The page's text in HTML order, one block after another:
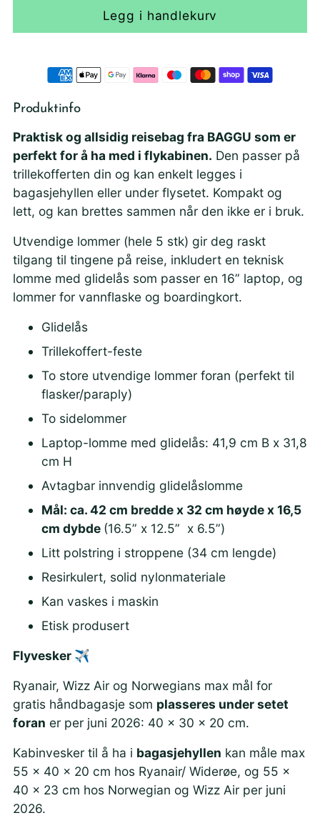
Legg i handlekurv
Produktinfo
Praktisk og allsidig reisebag fra BAGGU som er
perfekt for å ha med i flykabinen. Den passer på
trillekofferten din og kan enkelt legges i
bagasjehyllen eller under flysetet. Kompakt og
lett, og kan brettes sammen når den ikke er i bruk.
Utvendige lommer (hele 5 stk) gir deg raskt
tilgang til tingene på reise, inkludert en teknisk
lomme med glidelås som passer en 16” laptop, og
lommer for vannflaske og boardingkort.
Glidelås
Trillekoffert-feste
To store utvendige lommer foran (perfekt til
flasker/paraply)
To sidelommer
Laptop-lomme med glidelås: 41,9 cm B x 31,8
cm H
Avtagbar innvendig glidelåslomme
Mål: ca.42 cm bredde x 32 cm høyde x 16,5
cm dybde (16.5” x 12.5” x 6.5”)
Litt polstring i stroppene (34 cm lengde)
Resirkulert, solid nylonmateriale
Kan vaskes i maskin
Etisk produsert
Flyvesker ✈️
Ryanair, Wizz Air og Norwegians max mål for
gratis håndbagasje som plasseres under setet
foran er per juni 2026: 40 x 30 x 20 cm.
Kabinvesker til å ha i bagasjehyllen kan måle max
55 x 40 x 20 cm hos Ryanair/ Widerøe, og 55 x
40 x 23 cm hos Norwegian og Wizz Air per juni
2026.